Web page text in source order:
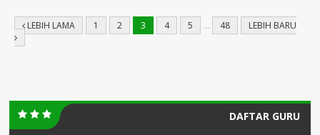
LEBIH LAMA 1 2 3 4 5 … 48 LEBIH BARU
DAFTAR GURU